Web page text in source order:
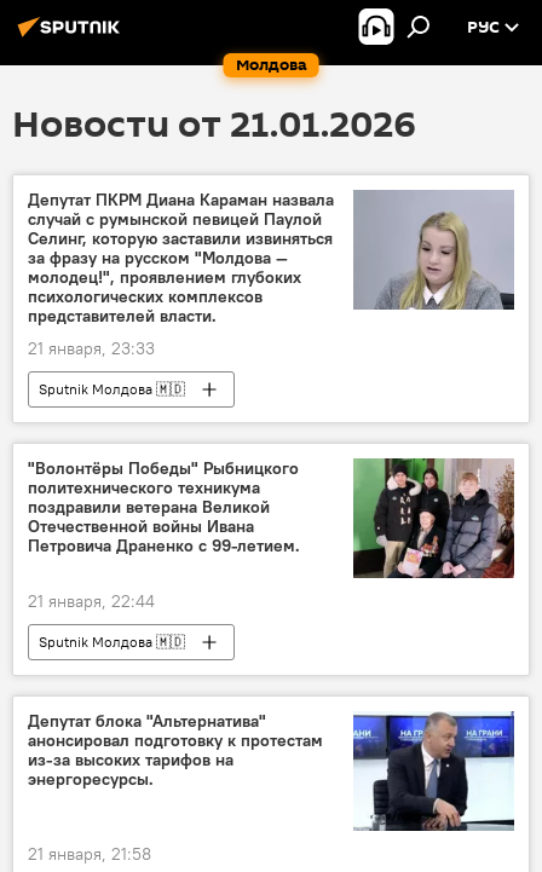
Молдова
РУС
Новости от 21.01.2026
Депутат ПКРМ Диана Караман назвала
случай с румынской певицей Паулой
Селинг, которую заставили извиняться
за фразу на русском "Молдова —
молодец!", проявлением глубоких
психологических комплексов
представителей власти.
21 января, 23:33
Sputnik Молдова 🇲🇩
"Волонтёры Победы" Рыбницкого
политехнического техникума
поздравили ветерана Великой
Отечественной войны Ивана
Петровича Драненко с 99-летием.
21 января, 22:44
Sputnik Молдова 🇲🇩
Депутат блока "Альтернатива"
анонсировал подготовку к протестам
из-за высоких тарифов на
энергоресурсы.
21 января, 21:58